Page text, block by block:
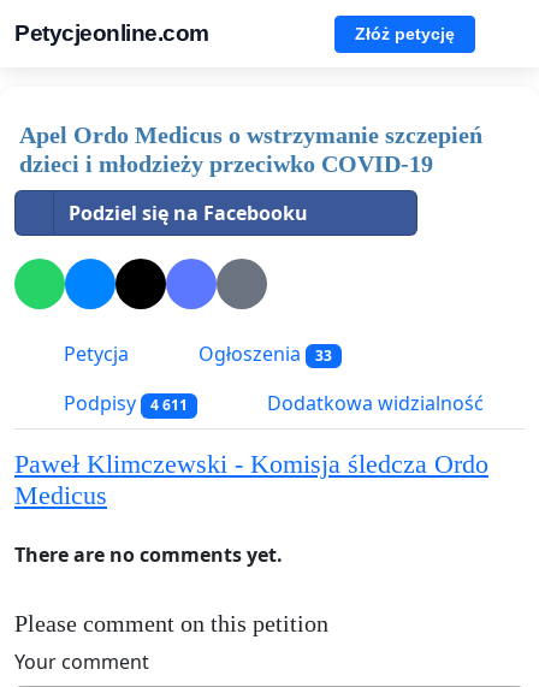
Petycjeonline.com Złóż petycję
Apel Ordo Medicus o wstrzymanie szczepień
dzieci i młodzieży przeciwko COVID-19
Podziel się na Facebooku
Petycja Ogłoszenia 33
Podpisy 4 611 Dodatkowa widzialność
Paweł Klimczewski - Komisja śledcza Ordo
Medicus
There are no comments yet.
Please comment on this petition
Your comment